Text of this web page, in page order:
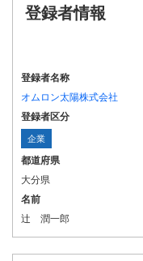
登録者情報
登録者名称
オムロン太陽株式会社
登録者区分
企業
都道府県
大分県
名前
辻 潤一郎